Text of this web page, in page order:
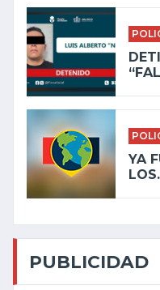
YA
PUBLICIDAD